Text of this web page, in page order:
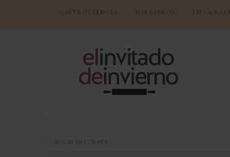
GASTROCIENCIA MIS LIBROS EN LA